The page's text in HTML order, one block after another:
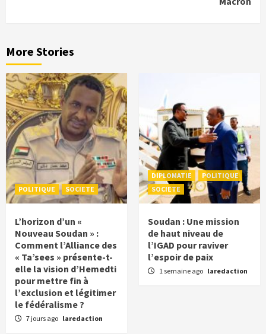
More Stories
POLITIQUE SOCIETE
L’horizon d’un «
Nouveau Soudan » :
Comment l’Alliance des
« Ta’sees » présente-t-
elle la vision d’Hemedti
pour mettre fin à
l’exclusion et légitimer
le fédéralisme ?
7 jours ago laredaction
DIPLOMATIE
POLITIQUE
SOCIETE
Soudan : Une mission
de haut niveau de
l’IGAD pour raviver
l’espoir de paix
1 semaine ago laredaction